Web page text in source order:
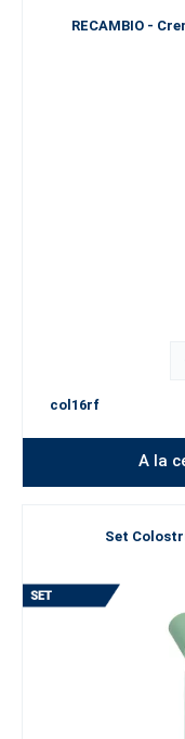
RECAMBIO -
col16rf
A la
Set